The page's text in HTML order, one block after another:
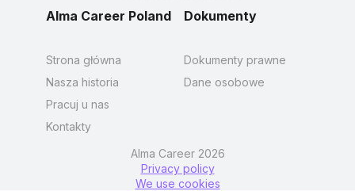
Alma Career Poland
Strona główna
Nasza historia
Pracuj u nas
Kontakty
Dokumenty
Dokumenty prawne
Dane osobowe
Alma Career 2026
Privacy policy
We use cookies